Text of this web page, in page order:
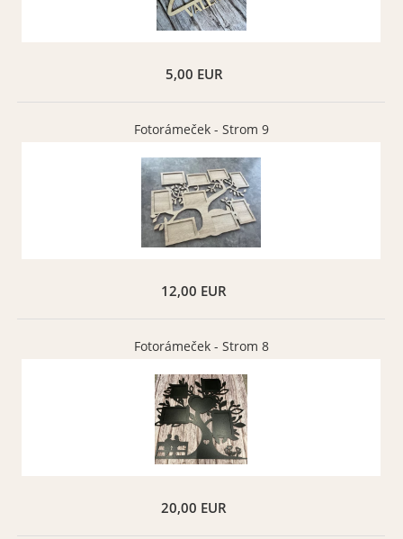
5,00 EUR
Fotorámeček - Strom 9
12,00 EUR
Fotorámeček - Strom 8
20,00 EUR